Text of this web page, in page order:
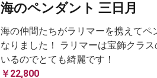
海のペンダント 三日月
海の仲間たちがラリマーを携えてペ
なりました！ ラリマーは宝飾クラ
いるのでとても綺麗です！
￥22,800